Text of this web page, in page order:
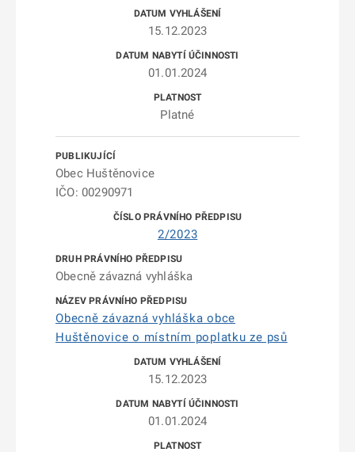
15.12.2023
01.01.2024
Platné
Obec Huštěnovice
IČO: 00290971
2/2023
Obecně závazná vyhláška
Obecně závazná vyhláška obce
Huštěnovice o místním poplatku ze psů
15.12.2023
01.01.2024